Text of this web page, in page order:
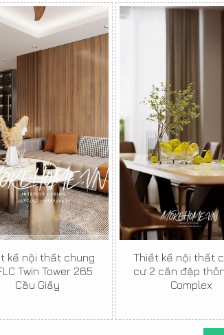
kế nội thất chung
Twin Tower 265
Cầu Giấy
Thiết kế nội thất
cư 2 căn đập
Complex